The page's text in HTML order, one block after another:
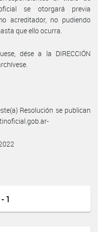
se otorgará previa
acreditador, no pudiendo
que ello ocurra.
dése a la DIRECCIÓN
Resolución se publican
1